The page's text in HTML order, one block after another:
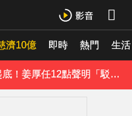
濟10億 即時 熱門 生活
握天下大小事！
小24歲女友背景遭起底！姜厚任12點聲明「駁小三傳聞」：你在講三小？